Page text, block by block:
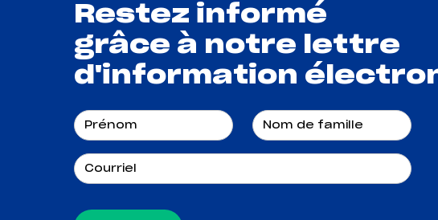
Restez informé
grâce à notre lettre
d'information